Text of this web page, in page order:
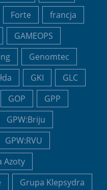
Forte
francja
GAMEOPS
Genomtec
GKI
GLC
GOP
GPP
GPW:Briju
GPW:RVU
Azoty
Grupa Klepsydra